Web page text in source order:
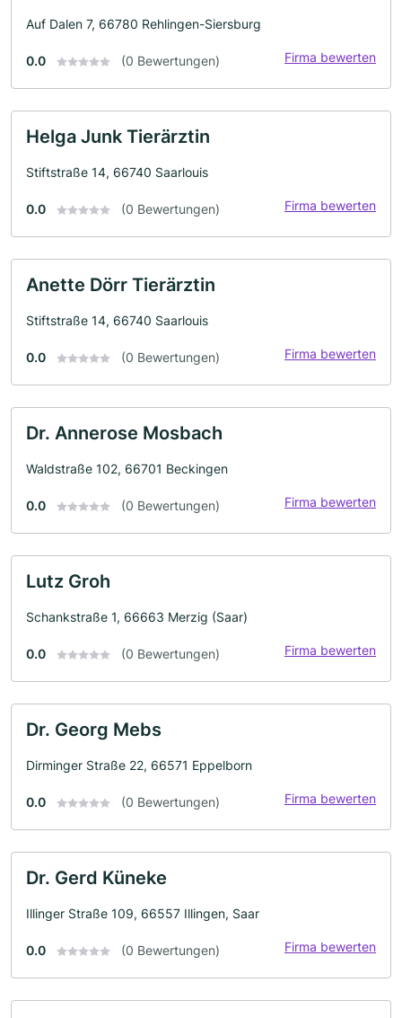
Auf Dalen 7, 66780 Rehlingen-Siersburg
0.0 (0 Bewertungen) Firma bewerten
Helga Junk Tierärztin
Stiftstraße 14, 66740 Saarlouis
0.0 (0 Bewertungen) Firma bewerten
Anette Dörr Tierärztin
Stiftstraße 14, 66740 Saarlouis
0.0 (0 Bewertungen) Firma bewerten
Dr. Annerose Mosbach
Waldstraße 102, 66701 Beckingen
0.0 (0 Bewertungen) Firma bewerten
Lutz Groh
Schankstraße 1, 66663 Merzig (Saar)
0.0 (0 Bewertungen) Firma bewerten
Dr. Georg Mebs
Dirminger Straße 22, 66571 Eppelborn
0.0 (0 Bewertungen) Firma bewerten
Dr. Gerd Küneke
Illinger Straße 109, 66557 Illingen, Saar
0.0 (0 Bewertungen) Firma bewerten